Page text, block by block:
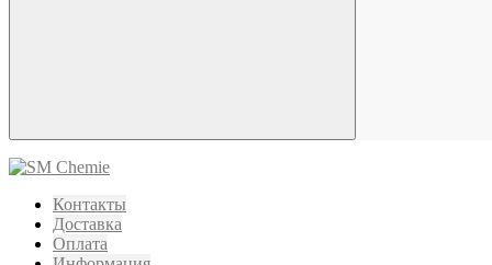
Контакты
Доставка
Оплата